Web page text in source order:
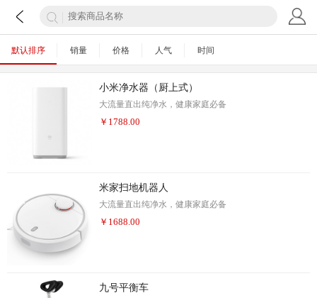
默认排序 销量 价格 人气 时间
小米净水器（厨上式）
大流量直出纯净水，健康家庭必备
￥ 1788.00
米家扫地机器人
大流量直出纯净水，健康家庭必备
￥ 1688.00
九号平衡车